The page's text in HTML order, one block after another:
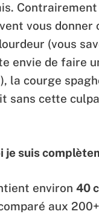
vous donner
(vous
envie de faire
la courge
sans cette
je suis
environ 40
aux